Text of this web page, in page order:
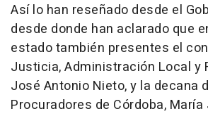
Así lo han reseñado desde el
desde donde han aclarado que
estado también presentes el
Justicia, Administración Local y
José Antonio Nieto, y la decana
Procuradores de Córdoba,